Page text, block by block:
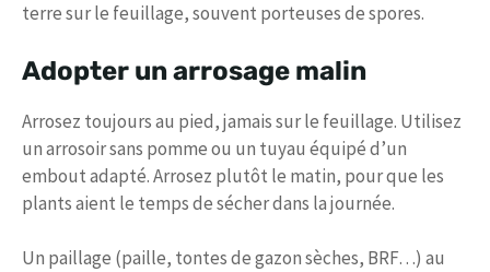
terre sur le feuillage, souvent porteuses de spores.
Adopter un arrosage malin
Arrosez toujours au pied, jamais sur le feuillage. Utilisez
un arrosoir sans pomme ou un tuyau équipé d’un
embout adapté. Arrosez plutôt le matin, pour que les
plants aient le temps de sécher dans la journée.
Un paillage (paille, tontes de gazon sèches, BRF…) au